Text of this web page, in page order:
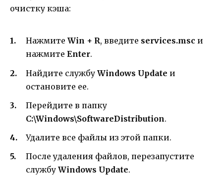
очистку кэша:
Нажмите Win + R, введите services.msc и
нажмите Enter.
Найдите службу Windows Update и
остановите ее.
Перейдите в папку
C:\Windows\SoftwareDistribution.
Удалите все файлы из этой папки.
После удаления файлов, перезапустите
службу Windows Update.